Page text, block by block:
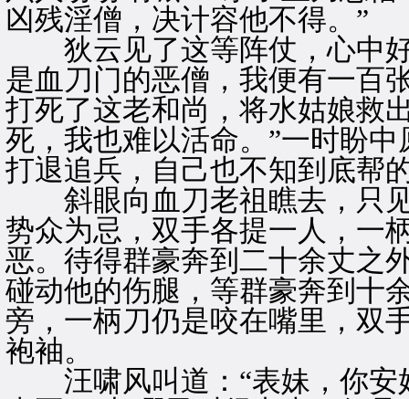
凶残淫僧，决计容他不得。”
狄云见了这等阵仗，心中好
是血刀门的恶僧，我便有一百
打死了这老和尚，将水姑娘
死，我也难以活命。”一时盼
打退追兵，自己也不知到底帮
斜眼向血刀老祖瞧去，只见
势众为忌，双手各提一人，一
恶。待得群豪奔到二十余丈之
碰动他的伤腿，等群豪奔到十
旁，一柄刀仍是咬在嘴里，双
袍袖。
汪啸风叫道：“表妹，你安